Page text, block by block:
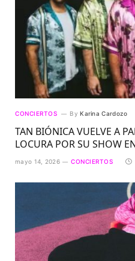
CONCIERTOS By Karina Cardozo
TAN BIÓNICA VUELVE A
LOCURA POR SU SHOW
mayo 14, 2026 CONCIERTOS